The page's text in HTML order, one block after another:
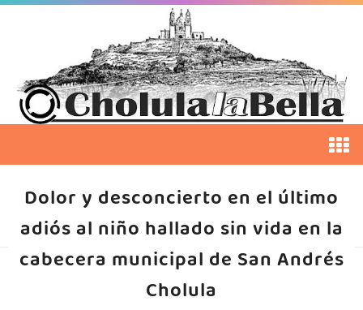
Dolor y desconcierto en el último
adiós al niño hallado sin vida en la
cabecera municipal de San Andrés
Cholula